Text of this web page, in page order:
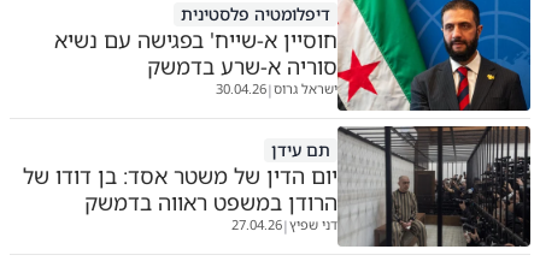
דיפלומטיה פלסטינית
חוסיין א-שייח' בפגישה עם נשיא
סוריה א-שרע בדמשק
ישראל גרוס|
30.04.26
תם עידן
יום הדין של משטר אסד: בן דודו של
הרודן במשפט ראווה בדמשק
דני שפיץ|
27.04.26